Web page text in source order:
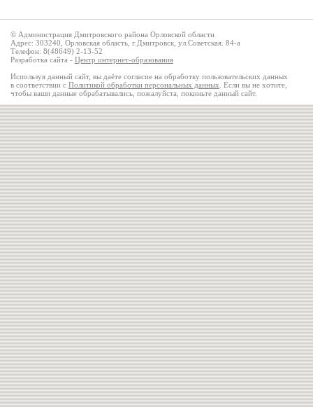
© Администрация Дмитровского района Орловской области
Адрес: 303240, Орловская область, г.Дмитровск, ул.Советская. 84-а
Телефон: 8(48649) 2-13-52
Разработка сайта - Центр интернет-образования
Используя данный сайт, вы даёте согласие на обработку пользовательских данных
в соответствии с Политикой обработки персональных данных . Если вы не хотите,
чтобы ваши данные обрабатывались, пожалуйста, покиньте данный сайт.